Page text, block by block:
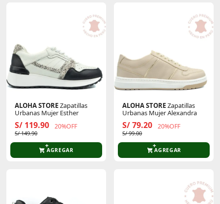
ALOHA STOREZapatillas
Urbanas Mujer Esther
S/ 119.90 20%OFF
S/ 149.90
AGREGAR
ALOHA STOREZapatillas
Urbanas Mujer Alexandra
S/ 79.20 20%OFF
S/ 99.00
AGREGAR